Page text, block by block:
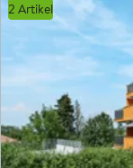
2 Artikel